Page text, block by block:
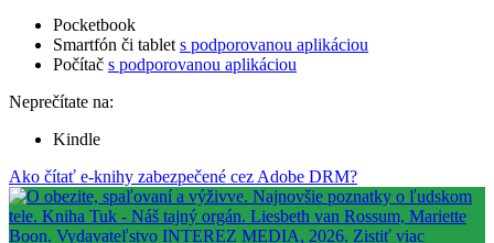
Pocketbook
Smartfón či tablet s podporovanou aplikáciou
Počítač s podporovanou aplikáciou
Neprečítate na:
Kindle
Ako čítať e-knihy zabezpečené cez Adobe DRM?